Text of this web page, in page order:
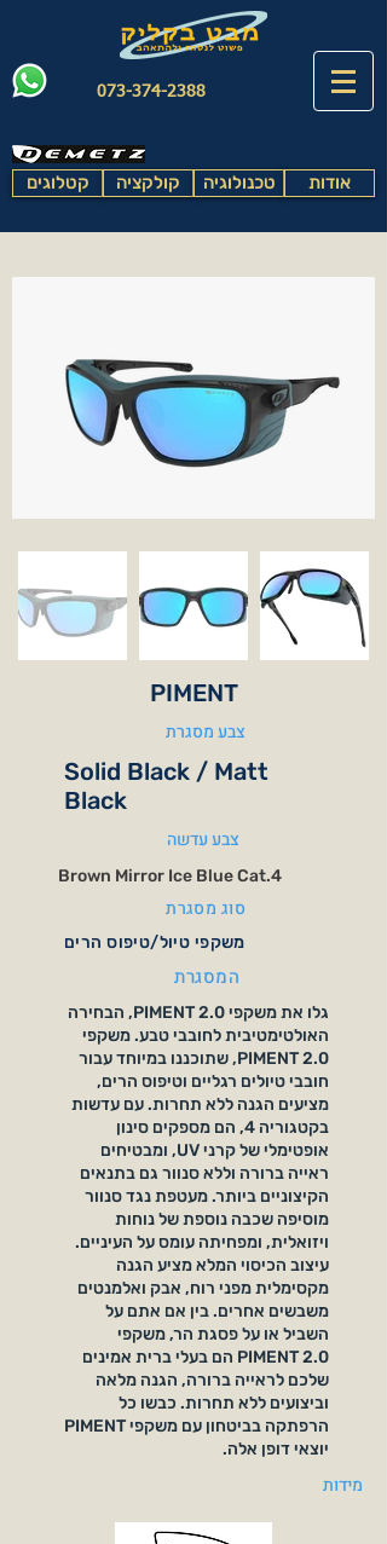
073-374-2388
קטלוגים קולקציה טכנולוגיה אודות
PIMENT
צבע מסגרת
Solid Black / Matt
Black
צבע עדשה
Brown Mirror Ice Blue Cat.4
סוג מסגרת
משקפי טיול/טיפוס הרים
המסגרת
גלו את משקפי PIMENT 2.0, הבחירה
האולטימטיבית לחובבי טבע. משקפי
PIMENT 2.0, שתוכננו במיוחד עבור
חובבי טיולים רגליים וטיפוס הרים,
מציעים הגנה ללא תחרות. עם עדשות
בקטגוריה 4, הם מספקים סינון
אופטימלי של קרני UV, ומבטיחים
ראייה ברורה וללא סנוור גם בתנאים
הקיצוניים ביותר. מעטפת נגד סנוור
מוסיפה שכבה נוספת של נוחות
ויזואלית, ומפחיתה עומס על העיניים.
עיצוב הכיסוי המלא מציע הגנה
מקסימלית מפני רוח, אבק ואלמנטים
משבשים אחרים. בין אם אתם על
השביל או על פסגת הר, משקפי
PIMENT 2.0 הם בעלי ברית אמינים
שלכם לראייה ברורה, הגנה מלאה
וביצועים ללא תחרות. כבשו כל
הרפתקה בביטחון עם משקפי PIMENT
יוצאי דופן אלה.
מידות